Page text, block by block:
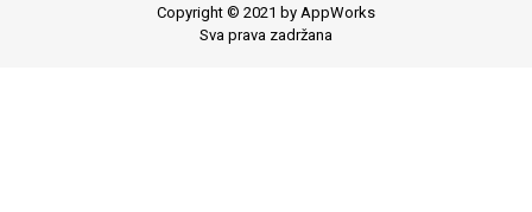
Copyright © 2021 by AppWorks
Sva prava zadržana